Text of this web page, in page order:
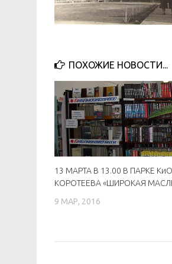
ПОХОЖИЕ НОВОСТИ...
13 МАРТА В 13.00 В ПАРКЕ
КОРОТЕЕВА «ШИРОКАЯ
9 МАР, 2016